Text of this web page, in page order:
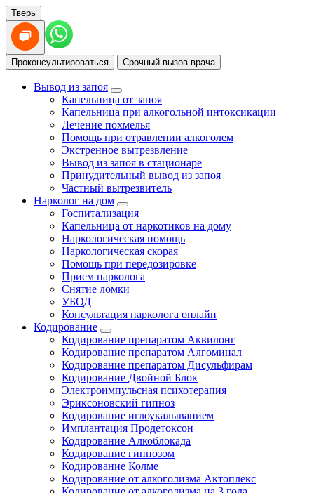
Тверь
Проконсультироваться Срочный вызов врача
Вывод из запоя
Капельница от запоя
Капельница при алкогольной интоксикации
Лечение похмелья
Помощь при отравлении алкоголем
Экстренное вытрезвление
Вывод из запоя в стационаре
Принудительный вывод из запоя
Частный вытрезвитель
Нарколог на дом
Госпитализация
Капельница от наркотиков на дому
Наркологическая помощь
Наркологическая скорая
Помощь при передозировке
Прием нарколога
Снятие ломки
УБОД
Консультация нарколога онлайн
Кодирование
Кодирование препаратом Аквилонг
Кодирование препаратом Алгоминал
Кодирование препаратом Дисульфирам
Кодирование Двойной Блок
Электроимпульсная психотерапия
Эриксоновский гипноз
Кодирование иглоукалыванием
Имплантация Продетоксон
Кодирование Алкоблокада
Кодирование гипнозом
Кодирование Колме
Кодирование от алкоголизма Актоплекс